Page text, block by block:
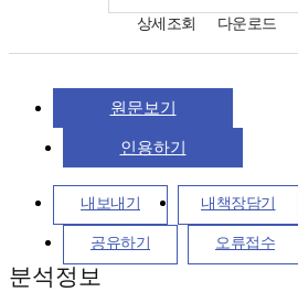
상세조회 다운로드
원문보기
인용하기
내보내기 내책장담기
공유하기 오류접수
분석정보